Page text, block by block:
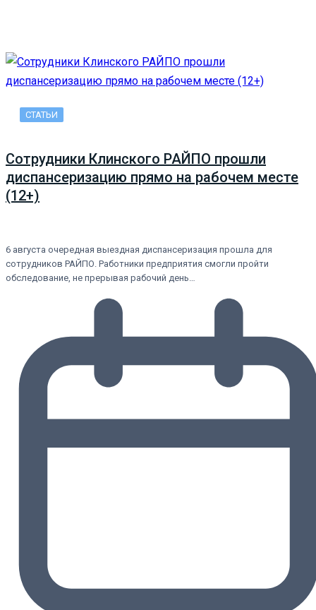
СТАТЬИ
Сотрудники Клинского РАЙПО прошли
диспансеризацию прямо на рабочем месте
(12+)
6 августа очередная выездная диспансеризация прошла для
сотрудников РАЙПО. Работники предприятия смогли пройти
обследование, не прерывая рабочий день…